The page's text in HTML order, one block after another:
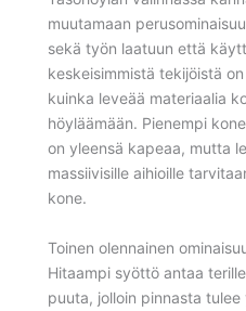
muutamaan
sekä työn laatuun että
keskeisimmistä tekijöistä
kuinka leveää materiaalia
höyläämään. Pienempi
on yleensä kapeaa, mutta
massiivisille aihioille
kone.
Toinen olennainen
Hitaampi syöttö antaa
puuta, jolloin pinnasta